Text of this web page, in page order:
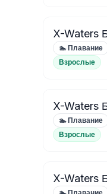
X-Waters
🏊 Плавание
Взрослые
X-Waters
🏊 Плавание
Взрослые
X-Waters